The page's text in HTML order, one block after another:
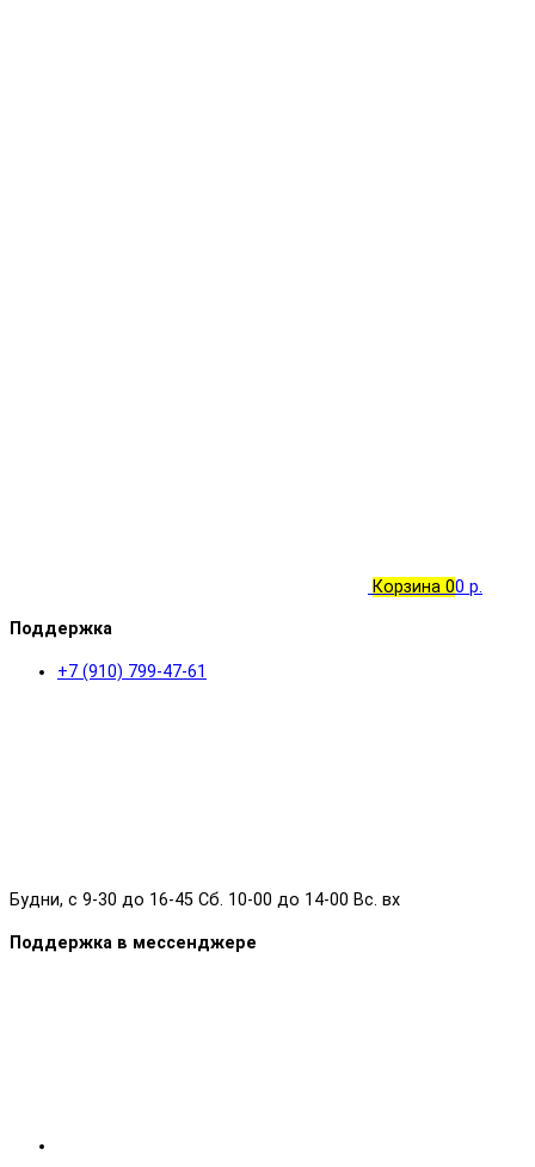
Корзина 00 р.
Поддержка
+7 (910) 799-47-61
Будни, с 9-30 до 16-45 Сб. 10-00 до 14-00 Вс. вх
Поддержка в мессенджере